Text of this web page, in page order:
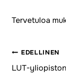
Tervetuloa
EDELLINEN
LUT-